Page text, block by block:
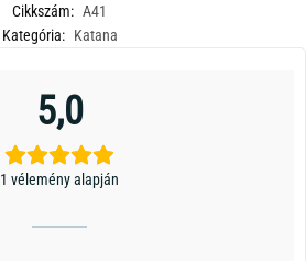
Cikkszám: A41
Kategória: Katana
5,0
1 vélemény alapján